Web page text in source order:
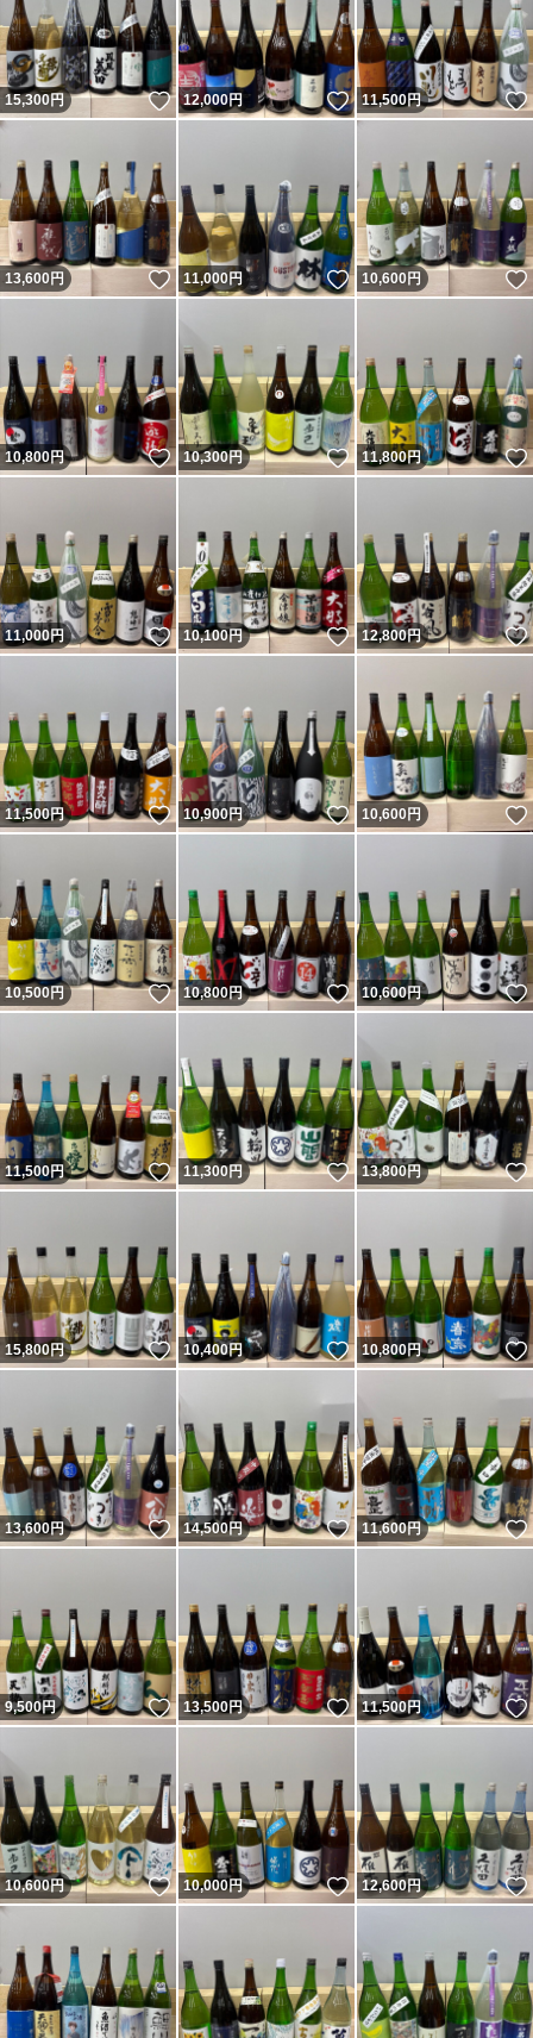
15,300円 いいね！
12,000円 いいね！
11,500円
13,600円 いいね！
11,000円 いいね！
10,600円
10,800円 いいね！
10,300円 いいね！
11,800円
11,000円 いいね！
10,100円 いいね！
12,800円
11,500円 いいね！
10,900円 いいね！
10,600円
10,500円 いいね！
10,800円 いいね！
10,600円
11,500円 いいね！
11,300円 いいね！
13,800円
15,800円 いいね！
10,400円 いいね！
10,800円
13,600円 いいね！
14,500円 いいね！
11,600円
9,500円 いいね！
13,500円 いいね！
11,500円
10,600円 いいね！
10,000円 いいね！
12,600円